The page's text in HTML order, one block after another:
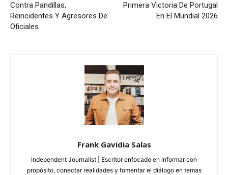
Contra Pandillas,
Reincidentes Y Agresores De
Oficiales
Primera Victoria De Portugal
En El Mundial 2026
Frank Gavidia Salas
Independent Journalist | Escritor enfocado en informar con
propósito, conectar realidades y fomentar el diálogo en temas